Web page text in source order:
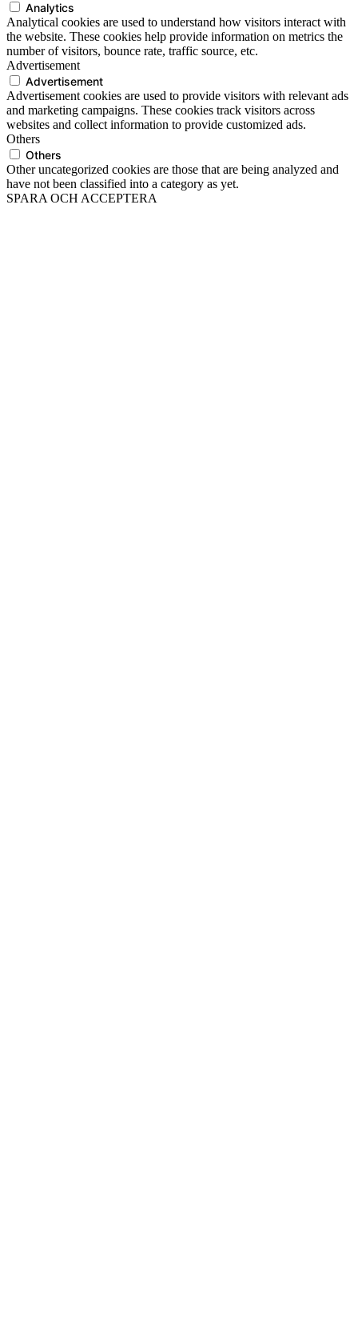
Analytics
Analytical cookies are used to understand how visitors interact with
the website. These cookies help provide information on metrics the
number of visitors, bounce rate, traffic source, etc.
Advertisement
Advertisement
Advertisement cookies are used to provide visitors with relevant ads
and marketing campaigns. These cookies track visitors across
websites and collect information to provide customized ads.
Others
Others
Other uncategorized cookies are those that are being analyzed and
have not been classified into a category as yet.
SPARA OCH ACCEPTERA